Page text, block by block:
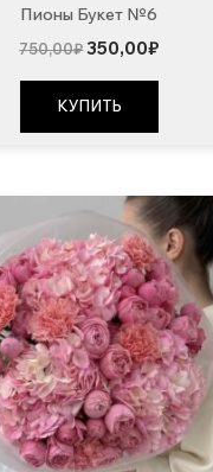
Пионы Букет №6
750,00₽
цена
составляла
750,00₽.
350,00₽
КУПИТЬ